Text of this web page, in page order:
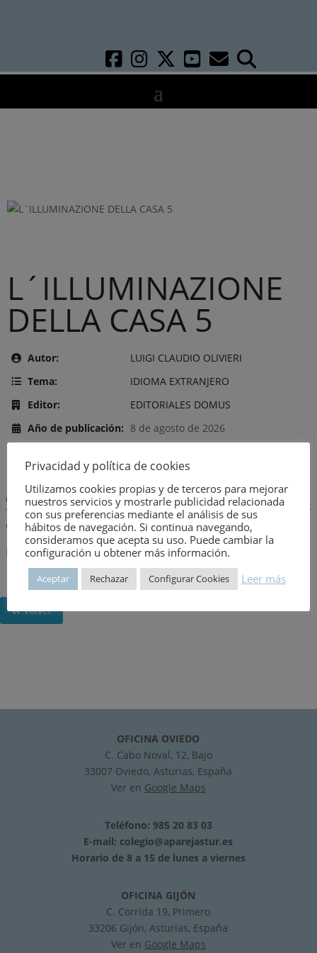
L´ILLUMINAZIONE
DELLA CASA 5
Autor:
LUIGI CLAUDIO OLIVIERI
Tema:
IDIOMA EXTRANJERO
Editor:
EDITORIALES DOMUS
Año de publicación: 8 de agosto de 2026
Descripción:
Observaciones
Está en italiano pero tiene muchas ilustraciones.
Volver
OFICINA OVIEDO
C. Cabo Noval, 12, Bajo
33007 Oviedo, Asturias, España
Ver en Google Maps
Teléfono: 985 20 83 03
E-mail: colegio@aparejastur.es
Horario de 8 a 15 de lunes a viernes
OFICINA GIJÓN
C. Corrida 19, Primero
33206 Gijón, Asturias, España
Ver en Google Maps
Privacidad y política de cookies
Utilizamos cookies propias y de terceros para mejorar
nuestros servicios y mostrarle publicidad relacionada
con sus preferencias mediante el análisis de sus
hábitos de navegación. Si continua navegando,
consideramos que acepta su uso. Puede cambiar la
configuración u obtener más información.
Aceptar Rechazar Configurar Cookies Leer más